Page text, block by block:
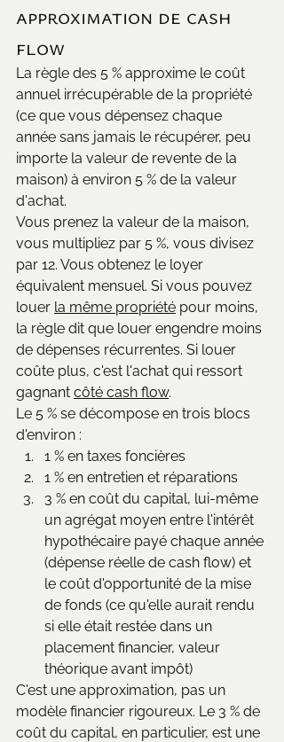
approximation de cash
flow
La règle des 5 % approxime le coût
annuel irrécupérable de la propriété
(ce que vous dépensez chaque
année sans jamais le récupérer, peu
importe la valeur de revente de la
maison) à environ 5 % de la valeur
d'achat.
Vous prenez la valeur de la maison,
vous multipliez par 5 %, vous divisez
par 12. Vous obtenez le loyer
équivalent mensuel. Si vous pouvez
louer la même propriété pour moins,
la règle dit que louer engendre moins
de dépenses récurrentes. Si louer
coûte plus, c'est l'achat qui ressort
gagnant côté cash flow.
Le 5 % se décompose en trois blocs
d'environ :
1 % en taxes foncières
1 % en entretien et réparations
3 % en coût du capital, lui-même
un agrégat moyen entre l'intérêt
hypothécaire payé chaque année
(dépense réelle de cash flow) et
le coût d'opportunité de la mise
de fonds (ce qu'elle aurait rendu
si elle était restée dans un
placement financier, valeur
théorique avant impôt)
C'est une approximation, pas un
modèle financier rigoureux. Le 3 % de
coût du capital, en particulier, est une